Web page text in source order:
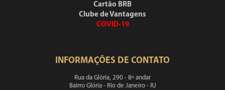
Cartão BRB
Clube de Vantagens
COVID-19
INFORMAÇÕES DE CONTATO
Rua da Glória, 290 - 8º andar
Bairro Glória - Rio de Janeiro - RJ